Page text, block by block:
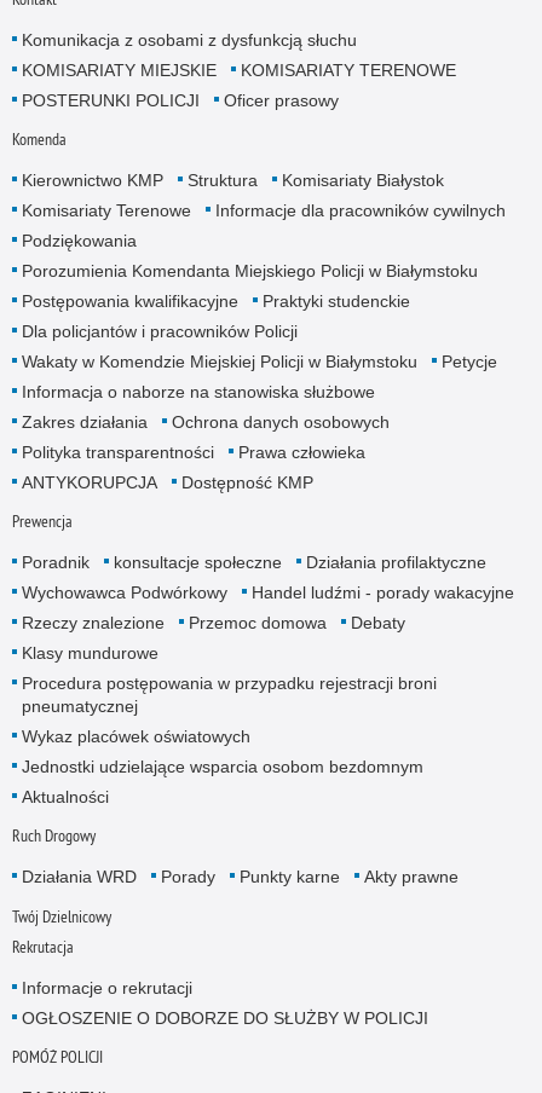
Komunikacja z osobami z dysfunkcją słuchu
KOMISARIATY MIEJSKIE
KOMISARIATY TERENOWE
POSTERUNKI POLICJI
Oficer prasowy
Komenda
Kierownictwo KMP Struktura
Komisariaty Białystok
Komisariaty Terenowe
Informacje dla pracowników cywilnych
Podziękowania
Porozumienia Komendanta Miejskiego Policji w Białymstoku
Postępowania kwalifikacyjne
Praktyki studenckie
Dla policjantów i pracowników Policji
Wakaty w Komendzie Miejskiej Policji w Białymstoku
Petycje
Informacja o naborze na stanowiska służbowe
Zakres działania
Ochrona danych osobowych
Polityka transparentności
Prawa człowieka
ANTYKORUPCJA
Dostępność KMP
Prewencja
Poradnik konsultacje społeczne
Działania profilaktyczne
Wychowawca Podwórkowy
Handel ludźmi - porady wakacyjne
Rzeczy znalezione
Przemoc domowa
Debaty
Klasy mundurowe
Procedura postępowania w przypadku rejestracji broni
pneumatycznej
Wykaz placówek oświatowych
Jednostki udzielające wsparcia osobom bezdomnym
Aktualności
Ruch Drogowy
Działania WRD Porady Punkty karne Akty prawne
Twój Dzielnicowy
Rekrutacja
Informacje o rekrutacji
OGŁOSZENIE O DOBORZE DO SŁUŻBY W POLICJI
POMÓŻ POLICJI